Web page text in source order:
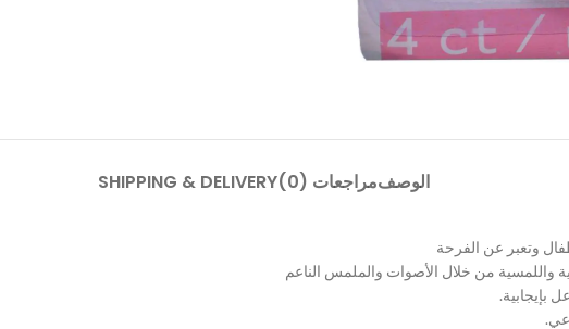
الوصفمراجعات (0) SHIPPING & DELIVERY
وتعبر عن الفرحة
من خلال الأصوات والملمس الناعم
بإيجابية.